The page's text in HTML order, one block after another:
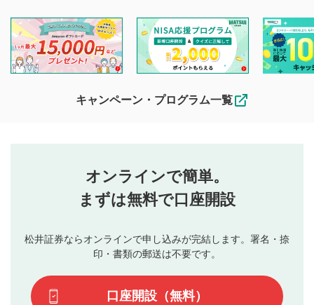
投稿するボタン
星で評価をすると投稿できます。（お名前とコメント
3
動画の評価
です）
を目的として、各動画コンテンツに、評価およびコメントの
投稿ができます。利用者は以下の注意事項をご理解のうえ、
閲覧および投稿を行うものとしてください。
他の利用者が動画を視聴される際の参考になるコメントをお
待ちしております。
なお、投稿をもって、本注意事項に同意されたものとみなし
行ってください。
当社は、利用者同士、もしくは利用者と第三者間のトラ
ブルによって生じた損害に対して一切の責任を負いませ
評価およびコメントは当社にて審査のうえ、掲載となり
ます。掲載されるまでに日数がかかる場合や掲載されない
てはお答えできません。各動画コンテンツへの掲載をもっ
て結果のご連絡といたします。ご了承ください。
キャンペーン・プログラム一覧
オンラインで簡単。
まずは無料で口座開設
松井証券ならオンラインで申し込みが完結します。署名・捺
印・書類の郵送は不要です。
口座開設（無料）